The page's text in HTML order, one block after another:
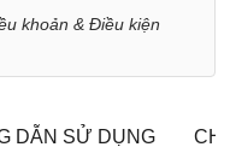
khoản & Điều kiện
DẪN SỬ DỤNG